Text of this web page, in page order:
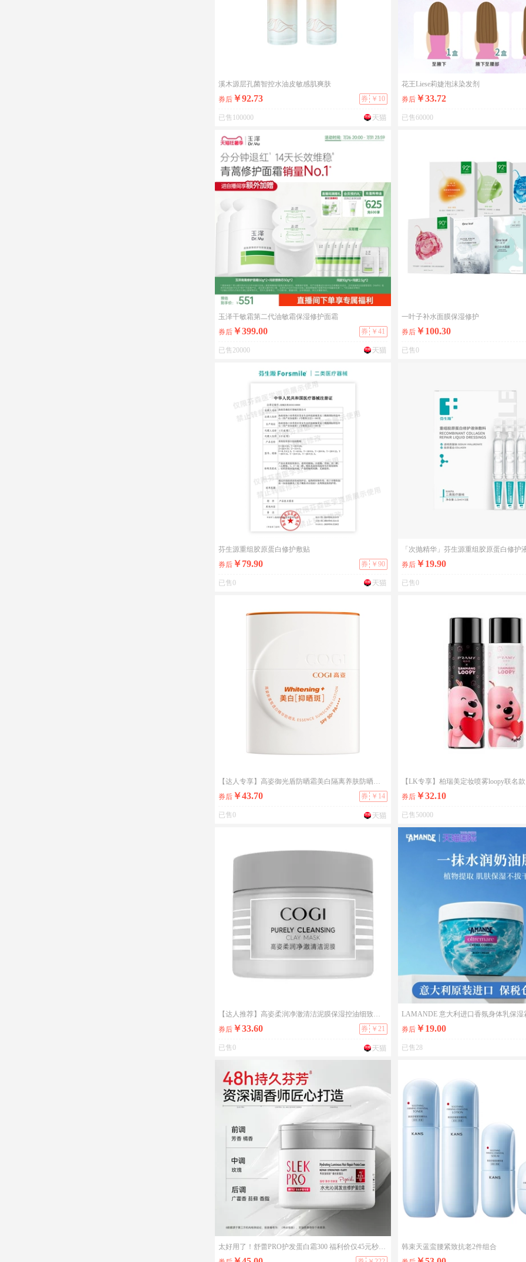
溪木源层孔菌智控水油皮敏感肌爽肤
券后 ￥92.73 券 ￥10
已售100000
花王Liese莉婕泡沫染发剂
券后 ￥33.72
已售60000
玉泽干敏霜第二代油敏霜保湿修护面霜
券后 ￥399.00 券 ￥41
已售20000
一叶子补水面膜保湿修护
券后 ￥100.30
已售0
芬生源重组胶原蛋白修护敷贴
券后 ￥79.90 券 ￥90
已售0
券后 ￥19.90
已售0
【达人专享】高姿御光盾防晒霜美白隔离养肤防晒乳清爽不油腻官方
券后 ￥43.70 券 ￥14
已售0
【LK专享】柏瑞美定妆喷雾loopy联名款
券后 ￥32.10
已售50000
【达人推荐】高姿柔润净澈清洁泥膜保湿控油细致毛孔官方旗舰正品
券后 ￥33.60 券 ￥21
已售0
LAMANDE 意大利进口香氛身体乳保湿
券后 ￥19.00
已售28
太好用了！舒蕾PRO护发蛋白霜300 福利价仅45元秒杀！
韩束天蓝蛮腰紧致抗老2件组合